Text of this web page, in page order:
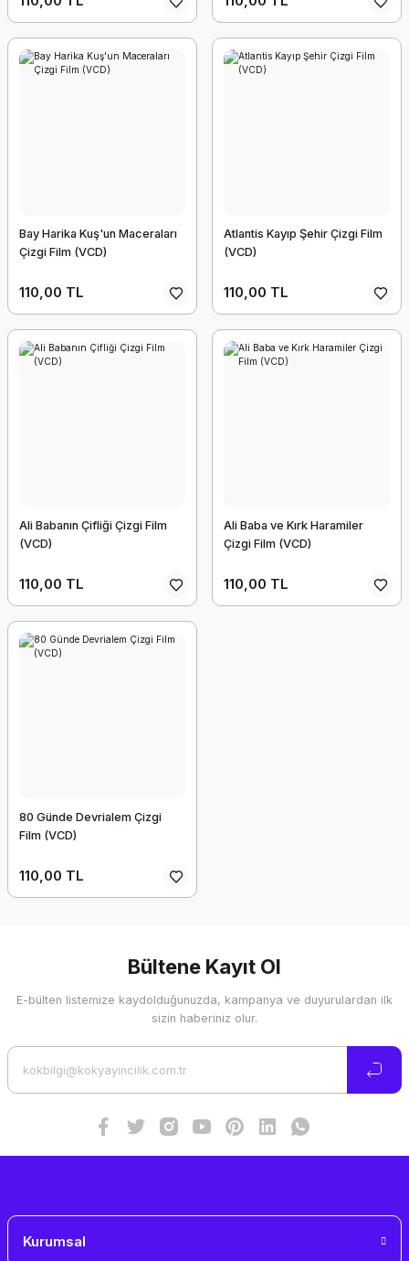
Bay Harika Kuş'un Maceraları
Çizgi Film (VCD)
110,00 TL
Atlantis Kayıp Şehir Çizgi Film
(VCD)
110,00 TL
Ali Babanın Çifliği Çizgi Film
(VCD)
110,00 TL
Ali Baba ve Kırk Haramiler
Çizgi Film (VCD)
110,00 TL
80 Günde Devrialem Çizgi
Film (VCD)
110,00 TL
Bültene Kayıt Ol
E-bülten listemize kaydolduğunuzda, kampanya ve duyurulardan ilk
sizin haberiniz olur.
Kurumsal